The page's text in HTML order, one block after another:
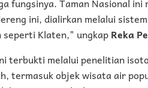
ini, dialirkan melalui
seperti Klaten," ungkapReka
terbukti melalui penelitian
termasuk objek wisata air